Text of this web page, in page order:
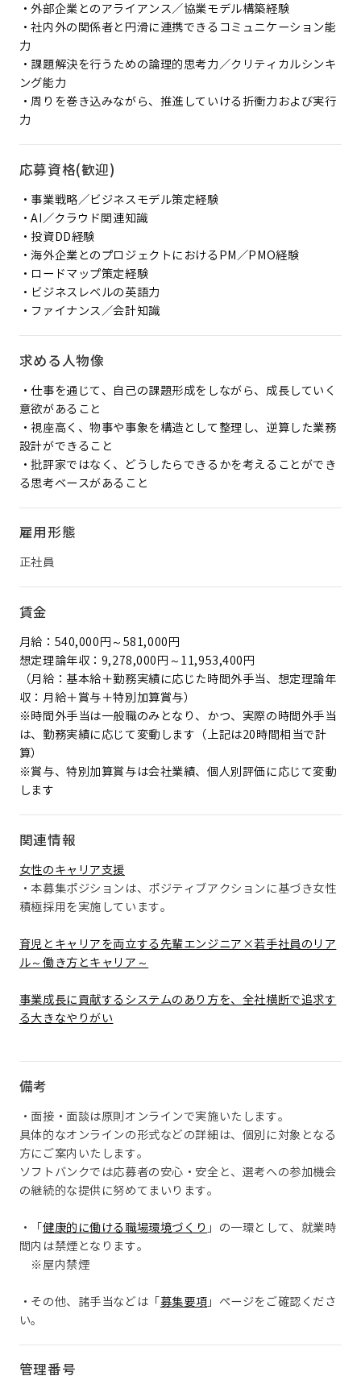
・外部企業とのアライアンス／協業モデル構築経験
・社内外の関係者と円滑に連携できるコミュニケーション能
力
・課題解決を行うための論理的思考力／クリティカルシンキ
ング能力
・周りを巻き込みながら、推進していける折衝力および実行
力
応募資格(歓迎)
・事業戦略／ビジネスモデル策定経験
・AI／クラウド関連知識
・投資DD経験
・海外企業とのプロジェクトにおけるPM／PMO経験
・ロードマップ策定経験
・ビジネスレベルの英語力
・ファイナンス／会計知識
求める人物像
・仕事を通じて、自己の課題形成をしながら、成長していく
意欲があること
・視座高く、物事や事象を構造として整理し、逆算した業務
設計ができること
・批評家ではなく、どうしたらできるかを考えることができ
る思考ベースがあること
雇用形態
正社員
賃金
月給：540,000円～581,000円
想定理論年収：9,278,000円～11,953,400円
（月給：基本給＋勤務実績に応じた時間外手当、想定理論年
収：月給＋賞与＋特別加算賞与）
※時間外手当は一般職のみとなり、かつ、実際の時間外手当
は、勤務実績に応じて変動します（上記は20時間相当で計
算）
※賞与、特別加算賞与は会社業績、個人別評価に応じて変動
します
関連情報
女性のキャリア支援
・本募集ポジションは、ポジティブアクションに基づき女性
積極採用を実施しています。
育児とキャリアを両立する先輩エンジニア×若手社員のリア
ル～働き方とキャリア～
事業成長に貢献するシステムのあり方を、全社横断で追求す
る大きなやりがい
備考
・面接・面談は原則オンラインで実施いたします。
具体的なオンラインの形式などの詳細は、個別に対象となる
方にご案内いたします。
ソフトバンクでは応募者の安心・安全と、選考への参加機会
の継続的な提供に努めてまいります。
・「健康的に働ける職場環境づくり 」の一環として、就業時
間内は禁煙となります。
※屋内禁煙
・その他、諸手当などは「募集要項 」ページをご確認くださ
い。
管理番号